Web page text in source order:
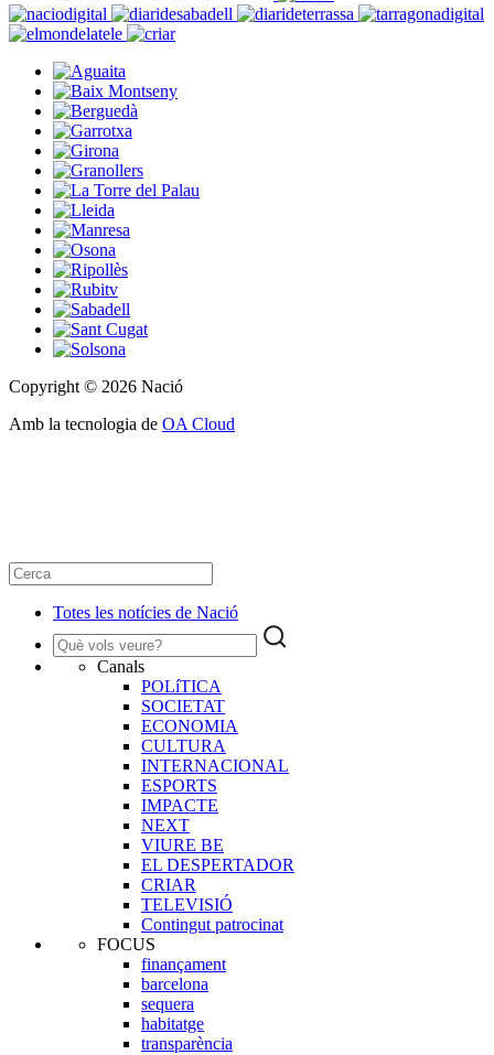
Copyright © 2026 Nació
Amb la tecnologia de OA Cloud
Totes les notícies de Nació
Canals
POLíTICA
SOCIETAT
ECONOMIA
CULTURA
INTERNACIONAL
ESPORTS
IMPACTE
NEXT
VIURE BE
EL DESPERTADOR
CRIAR
TELEVISIÓ
Contingut patrocinat
FOCUS
finançament
barcelona
sequera
habitatge
transparència